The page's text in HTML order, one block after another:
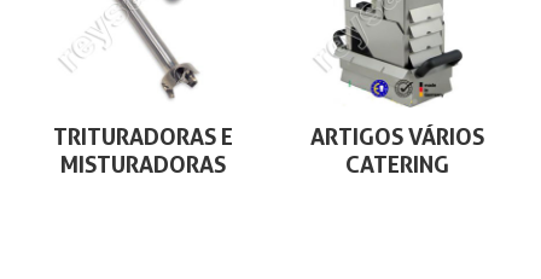
TRITURADORAS E
MISTURADORAS
ARTIGOS VÁRIOS
CATERING